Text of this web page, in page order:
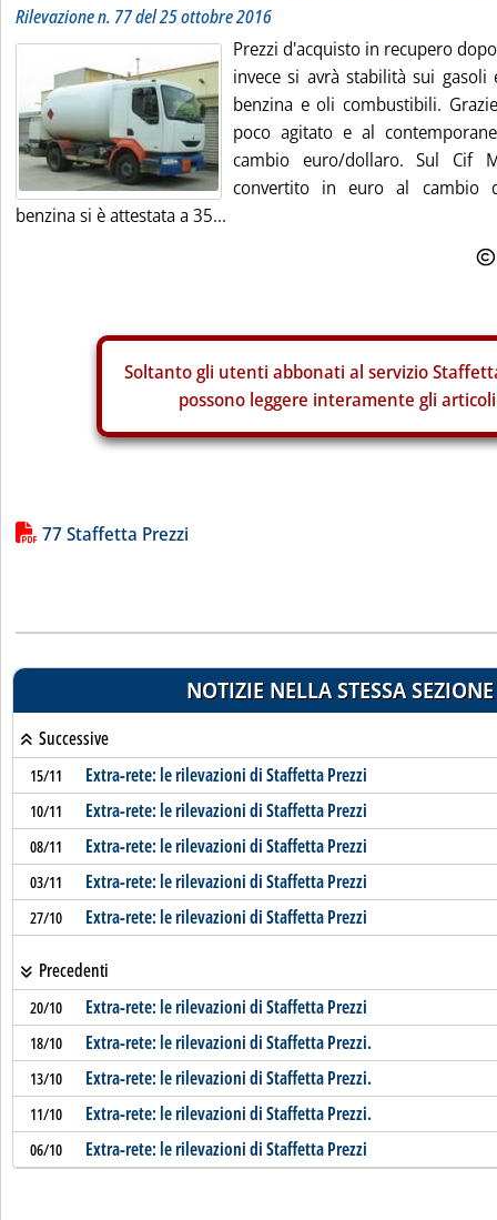
Rilevazione n. 77 del 25 ottobre 2016
Prezzi d'acquisto in recupero
invece si avrà stabilità sui
benzina e oli combustibili.
poco agitato e al
cambio euro/dollaro. Sul Cif
convertito in euro al cambio
benzina si è attestata a 35...
Soltanto gli utenti abbonati al servizio
possono leggere interamente gli
Lista allegati PDF alla notizia
77 Staffetta Prezzi
NOTIZIE NELLA STESSA SEZIONE
Successive
15/11 Extra-rete: le rilevazioni di Staffetta Prezzi
10/11 Extra-rete: le rilevazioni di Staffetta Prezzi
08/11 Extra-rete: le rilevazioni di Staffetta Prezzi
03/11 Extra-rete: le rilevazioni di Staffetta Prezzi
27/10 Extra-rete: le rilevazioni di Staffetta Prezzi
Precedenti
20/10 Extra-rete: le rilevazioni di Staffetta Prezzi
18/10 Extra-rete: le rilevazioni di Staffetta Prezzi.
13/10 Extra-rete: le rilevazioni di Staffetta Prezzi.
11/10 Extra-rete: le rilevazioni di Staffetta Prezzi.
06/10 Extra-rete: le rilevazioni di Staffetta Prezzi